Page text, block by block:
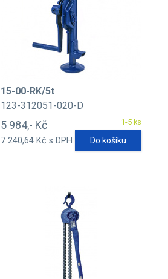
15-00-RK/5t
123-312051-020-D
1-5 ks
5 984,- Kč
7 240,64 Kč s DPH Do košíku